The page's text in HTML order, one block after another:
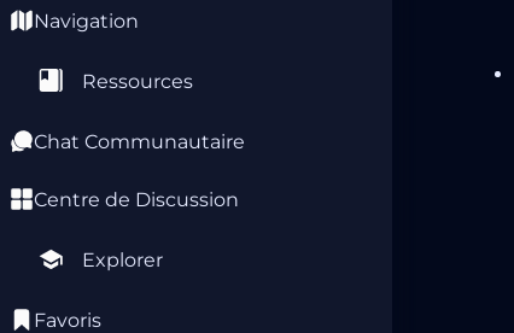
Navigation
Ressources
Chat Communautaire
Centre de Discussion
Explorer
Favoris